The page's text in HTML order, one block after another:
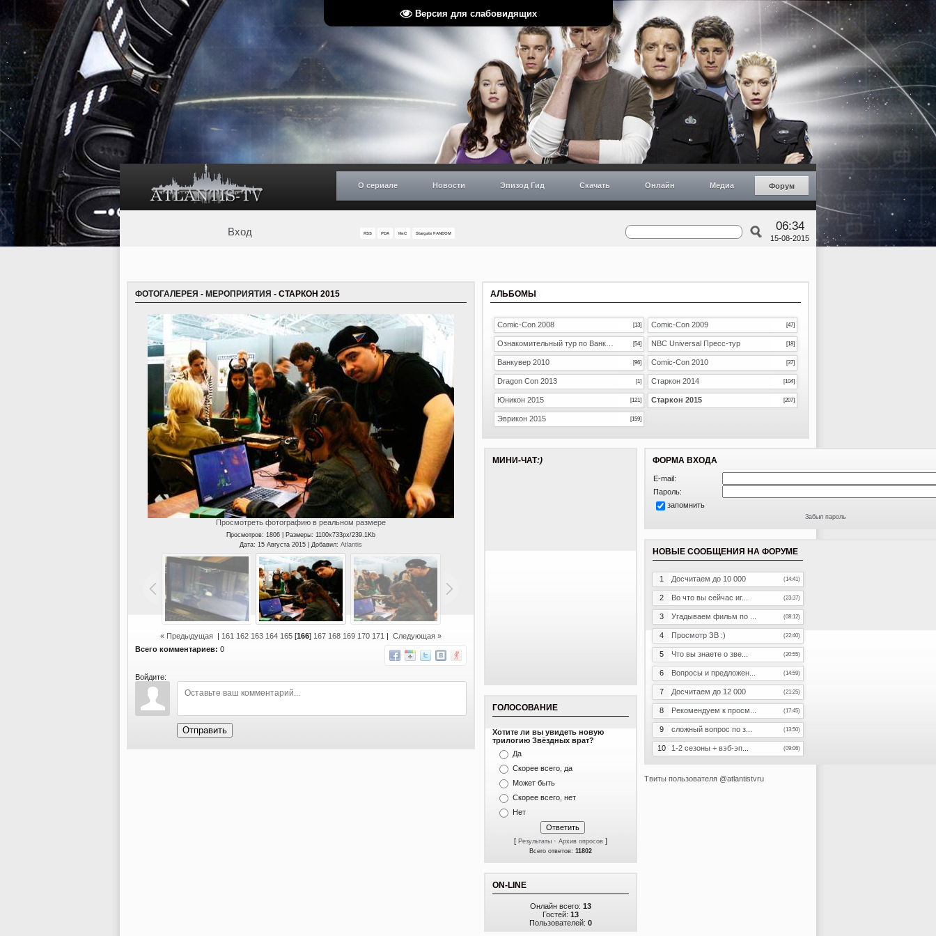
Версия для слабовидящих
О сериале Новости Эпизод Гид Скачать Онлайн Медиа Форум
Вход RSS PDA НиС Stargate FANDOM
06:34
15-08-2015
ФОТОГАЛЕРЕЯ - МЕРОПРИЯТИЯ - СТАРКОН 2015
Просмотреть фотографию в реальном размере
Просмотров: 1806 | Размеры: 1100x733px/239.1Kb
Дата: 15 Августа 2015 | Добавил: Atlantis
« Предыдущая | 161 162 163 164 165 [166] 167 168 169 170 171 | Следующая »
Всего комментариев: 0
Войдите:
Отправить
АЛЬБОМЫ
Comic-Con 2008 [13] Comic-Con 2009 [47]
[54] NBC Universal Пресс-тур [18]
Ванкувер 2010 [96] Comic-Con 2010 [37]
Dragon Con 2013 [1] Старкон 2014 [104]
Юникон 2015 [121] Старкон 2015 [207]
Эврикон 2015 [159]
МИНИ-ЧАТ:)
ГОЛОСОВАНИЕ
Хотите ли вы увидеть новую
трилогию Звёздных врат?
Да
Скорее всего, да
Может быть
Скорее всего, нет
Нет
[ Результаты · Архив опросов ]
Всего ответов: 11802
ON-LINE
Онлайн всего: 13
Гостей: 13
Пользователей: 0
ФОРМА ВХОДА
E-mail:
Пароль:
запомнить
Забыл пароль
НОВЫЕ СООБЩЕНИЯ НА ФОРУМЕ
1 Досчитаем до 10 000 (14:41)
2 Во что вы сейчас иг... (23:37)
3 Угадываем фильм по ... (08:12)
4 Просмотр ЗВ :) (22:40)
5 Что вы знаете о зве... (20:55)
6 Вопросы и предложен... (14:59)
7 Досчитаем до 12 000 (21:25)
8 Рекомендуем к просм... (17:45)
9 сложный вопрос по з... (13:50)
10 1-2 сезоны + вэб-эп... (09:06)
Твиты пользователя @atlantistvru